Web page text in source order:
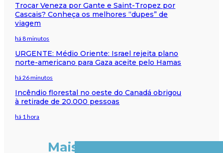
Trocar Veneza por Gante e Saint-Tropez por
Cascais? Conheça os melhores “dupes” de
viagem
há 8 minutos
URGENTE: Médio Oriente: Israel rejeita plano
norte-americano para Gaza aceite pelo Hamas
há 26 minutos
Incêndio florestal no oeste do Canadá obrigou
à retirade de 20.000 pessoas
há 1 hora
Mais